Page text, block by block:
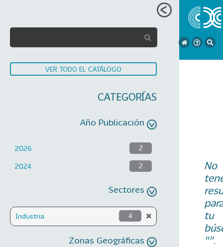
VER TODO EL CATÁLOGO
CATEGORÍAS
Año Publicación
2026 2
2024 2
Sectores
Industria 4
Zonas Geográficas
No
tu
“”.